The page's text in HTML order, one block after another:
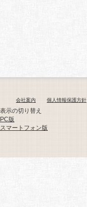
会社案内 個人情報保護方針
表示の切り替え
PC版
スマートフォン版